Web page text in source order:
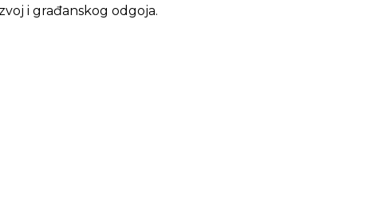
i građanskog odgoja.